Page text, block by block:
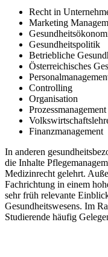
Recht in
Marketing
Gesundheitspolitik
Betriebliche
Österreichisches
Controlling
Organisation
Prozessmanagement
Finanzmanagement
In anderen
die Inhalte
Medizinrecht gelehrt.
Fachrichtung in einem
sehr früh relevante
Gesundheitswesens. Im
Studierende häufig